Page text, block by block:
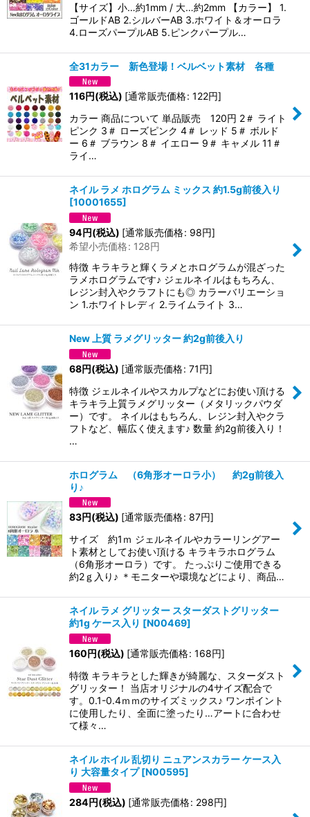
【サイズ】小…約1mm / 大…約2mm 【カラー】 1.
ゴールドAB 2.シルバーAB 3.ホワイト＆オーロラ
4.ローズパープルAB 5.ピンクパープル…
全31カラー 新色登場！ベルベット素材 各種
116円(税込) [通常販売価格: 122円]
カラー 商品について 単品販売 120円 2＃ ライト
ピンク 3＃ ローズピンク 4＃ レッド 5＃ ボルド
ー 6＃ ブラウン 8＃ イエロー 9＃ キャメル 11＃
ライ…
ネイル ラメ ホログラム ミックス 約1.5g前後入り
[10001655]
94円(税込) [通常販売価格: 98円]
希望小売価格: 128円
特徴 キラキラと輝くラメとホログラムが混ざった
ラメホログラムです♪ ジェルネイルはもちろん、
レジン封入やクラフトにも◎ カラーバリエーショ
ン 1.ホワイトレディ 2.ライムライト 3…
New 上質 ラメグリッター 約2g前後入り
68円(税込) [通常販売価格: 71円]
特徴 ジェルネイルやスカルプなどにお使い頂ける
キラキラ上質ラメグリッター（メタリックパウダ
ー）です。 ネイルはもちろん、レジン封入やクラ
フトなど、幅広く使えます♪ 数量 約2g前後入り！
…
ホログラム （6角形オーロラ小） 約2g前後入
り♪
83円(税込) [通常販売価格: 87円]
サイズ 約1ｍ ジェルネイルやカラーリングアー
ト素材としてお使い頂ける キラキラホログラム
（6角形オーロラ）です。 たっぷりご使用できる
約2ｇ入り♪ ＊モニターや環境などにより、商品…
ネイル ラメ グリッター スターダストグリッター
約1g ケース入り [N00469]
160円(税込) [通常販売価格: 168円]
特徴 キラキラとした輝きが綺麗な、スターダスト
グリッター！ 当店オリジナルの4サイズ配合で
す。0.1-0.4ｍｍのサイズミックス♪ ワンポイント
に使用したり、全面に塗ったり…アートに合わせ
て様々…
ネイル ホイル 乱切り ニュアンスカラー ケース入
り 大容量タイプ [N00595]
284円(税込) [通常販売価格: 298円]